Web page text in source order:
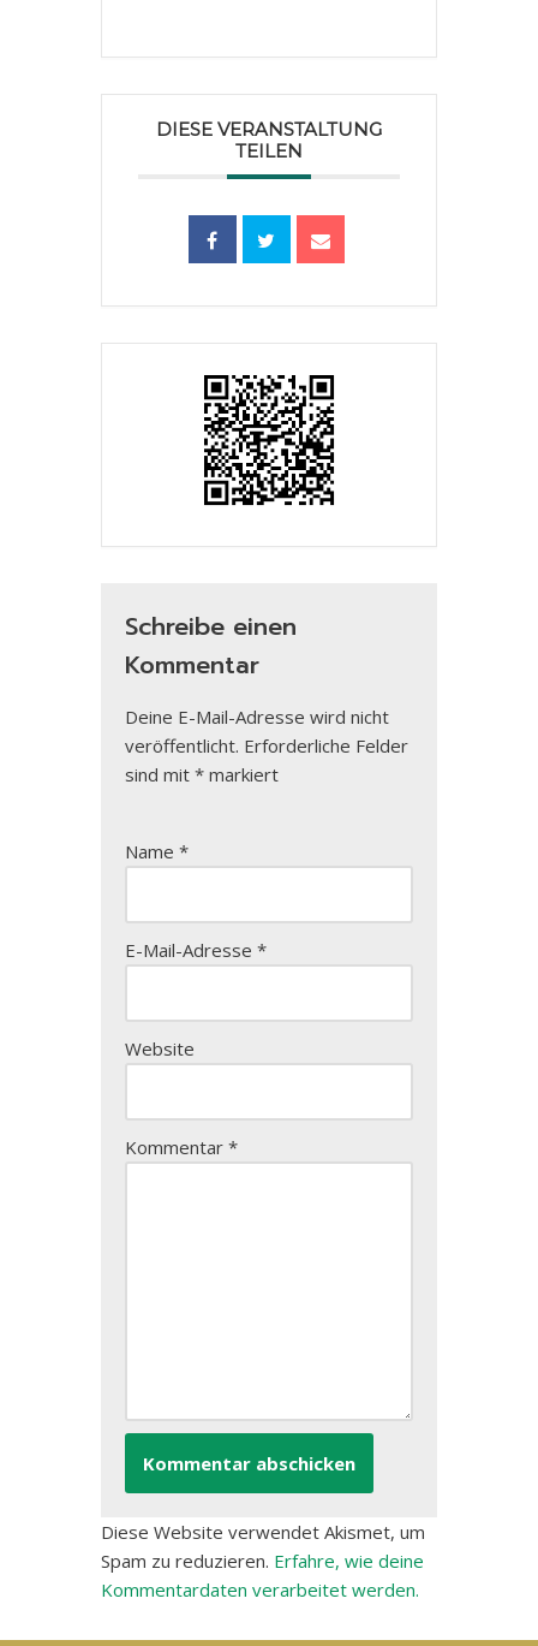
DIESE VERANSTALTUNG
TEILEN
Schreibe einen
Kommentar
Deine E-Mail-Adresse wird nicht
veröffentlicht. Erforderliche Felder
sind mit * markiert
Name *
E-Mail-Adresse *
Website
Kommentar *
Diese Website verwendet Akismet, um
Spam zu reduzieren. Erfahre, wie deine
Kommentardaten verarbeitet werden.